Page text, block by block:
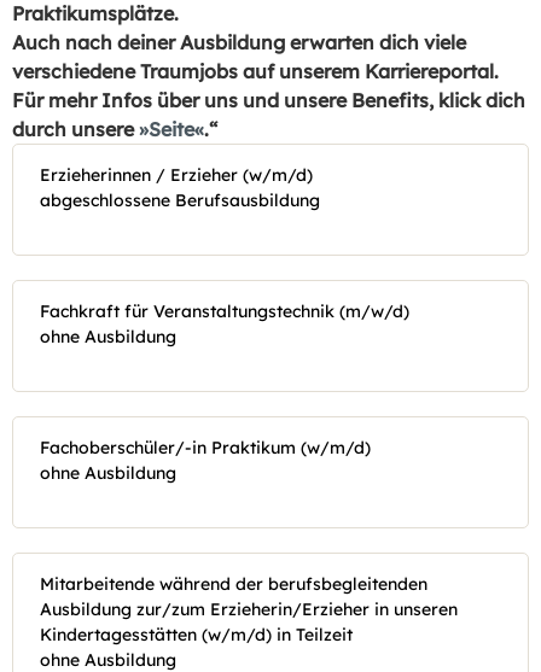
Praktikumsplätze.
Auch nach deiner Ausbildung erwarten dich viele
verschiedene Traumjobs auf unserem Karriereportal.
Für mehr Infos über uns und unsere Benefits, klick dich
durch unsere Seite .“
Erzieherinnen / Erzieher (w/m/d)
abgeschlossene Berufsausbildung
Fachkraft für Veranstaltungstechnik (m/w/d)
ohne Ausbildung
Fachoberschüler/-in Praktikum (w/m/d)
ohne Ausbildung
Mitarbeitende während der berufsbegleitenden
Ausbildung zur/zum Erzieherin/Erzieher in unseren
Kindertagesstätten (w/m/d) in Teilzeit
ohne Ausbildung